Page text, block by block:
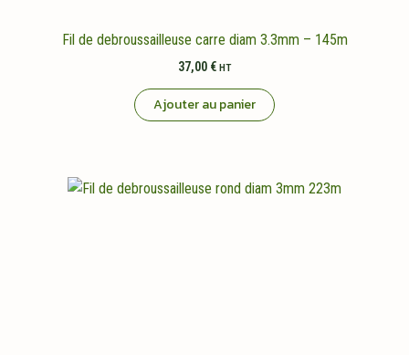
Fil de debroussailleuse carre diam 3.3mm – 145m
37,00 € HT
Ajouter au panier